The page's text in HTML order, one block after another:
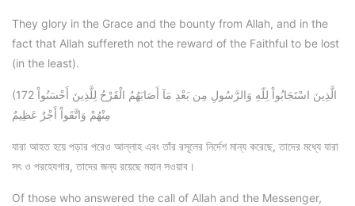
They glory in the Grace and the bounty from Allah, and in the
fact that Allah suffereth not the reward of the Faithful to be lost
(in the least).
(172 الَّذِينَ اسْتَجَابُواْ لِلّهِ وَالرَّسُولِ مِن بَعْدِ مَآ أَصَابَهُمُ الْقَرْحُ لِلَّذِينَ أَحْسَنُواْ
مِنْهُمْ وَاتَّقَواْ أَجْرٌ عَظِيمٌ
যারা আহত হয়ে পড়ার পরেও আল্লাহ এবং তাঁর রসূলের নির্দেশ মান্য করেছে, তাদের মধ্যে যারা
সৎ ও পরহেযগার, তাদের জন্য রয়েছে মহান সওয়াব।
Of those who answered the call of Allah and the Messenger,